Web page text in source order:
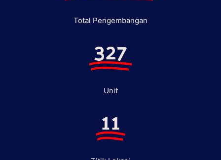
Total Pengembangan
327
Unit
11